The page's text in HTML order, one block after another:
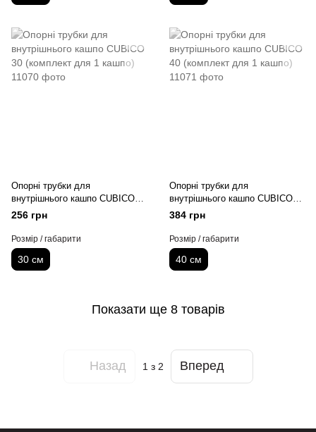
Опорні трубки для
внутрішнього кашпо CUBICO
30 (комплект для 1 кашпо)
256 грн
Розмір / габарити
30 см
Опорні трубки для
внутрішнього кашпо CUBICO
40 (комплект для 1 кашпо)
384 грн
Розмір / габарити
40 см
Показати ще 8 товарів
Назад 1 з 2 Вперед